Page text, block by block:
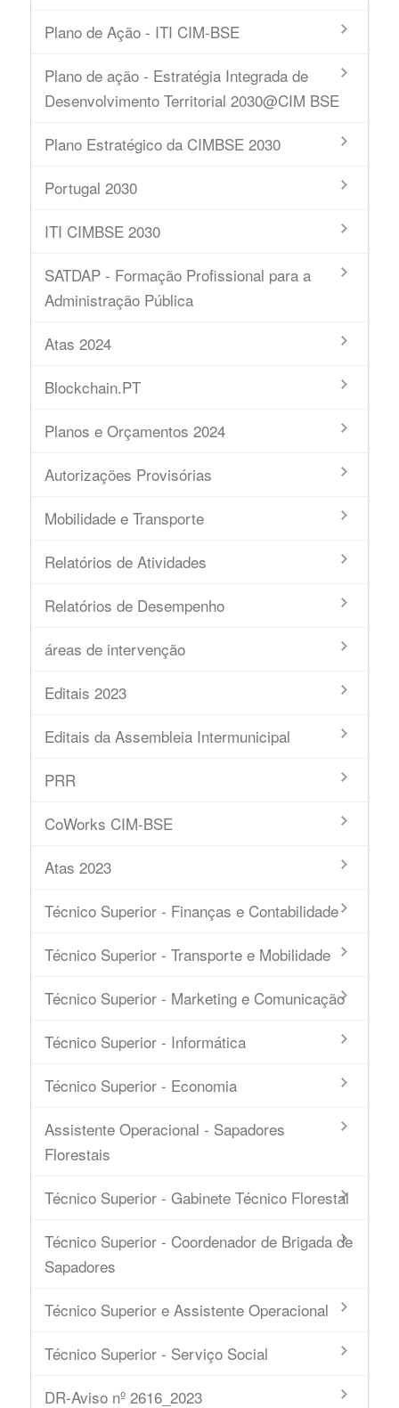
Plano de Ação - ITI CIM-BSE
Plano de ação - Estratégia Integrada de
Desenvolvimento Territorial 2030@CIM BSE
Plano Estratégico da CIMBSE 2030
Portugal 2030
ITI CIMBSE 2030
SATDAP - Formação Profissional para a
Administração Pública
Atas 2024
Blockchain.PT
Planos e Orçamentos 2024
Autorizações Provisórias
Mobilidade e Transporte
Relatórios de Atividades
Relatórios de Desempenho
áreas de intervenção
Editais 2023
Editais da Assembleia Intermunicipal
PRR
CoWorks CIM-BSE
Atas 2023
Técnico Superior - Finanças e Contabilidade
Técnico Superior - Transporte e Mobilidade
Técnico Superior - Marketing e Comunicação
Técnico Superior - Informática
Técnico Superior - Economia
Assistente Operacional - Sapadores
Florestais
Técnico Superior - Gabinete Técnico Florestal
Técnico Superior - Coordenador de Brigada de
Sapadores
Técnico Superior e Assistente Operacional
Técnico Superior - Serviço Social
DR-Aviso nº 2616_2023